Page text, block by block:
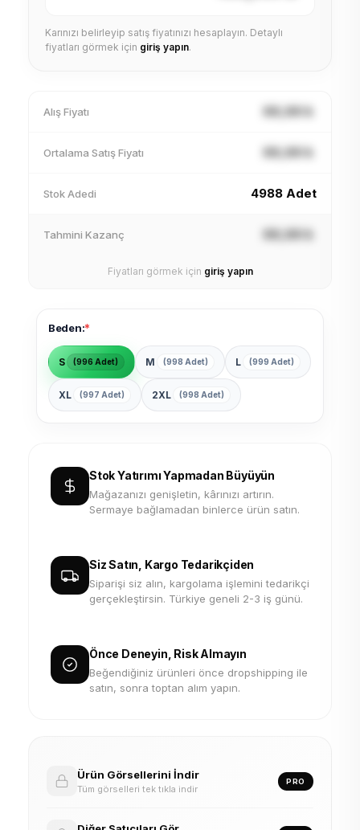
Karınızı belirleyip satış fiyatınızı hesaplayın. Detaylı
fiyatları görmek için giriş yapın.
Alış Fiyatı XX,XX ₺
Ortalama Satış Fiyatı XX,XX ₺
Stok Adedi 4988 Adet
Tahmini Kazanç XX,XX ₺
Fiyatları görmek için giriş yapın
Beden:*
S (996 Adet) M (998 Adet) L (999 Adet)
XL (997 Adet) 2XL (998 Adet)
Stok Yatırımı Yapmadan Büyüyün
Mağazanızı genişletin, kârınızı artırın.
Sermaye bağlamadan binlerce ürün satın.
Siz Satın, Kargo Tedarikçiden
Siparişi siz alın, kargolama işlemini tedarikçi
gerçekleştirsin. Türkiye geneli 2-3 iş günü.
Önce Deneyin, Risk Almayın
Beğendiğiniz ürünleri önce dropshipping ile
satın, sonra toptan alım yapın.
Ürün Görsellerini İndir
Tüm görselleri tek tıkla indir
PRO